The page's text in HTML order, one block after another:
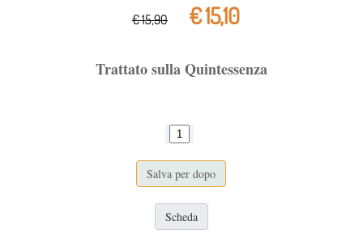
€ 15,90 € 15,10
Trattato sulla Quintessenza
Salva per dopo
Scheda